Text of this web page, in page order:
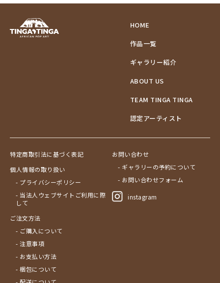
HOME
作品一覧
ギャラリー紹介
ABOUT US
TEAM TINGA TINGA
認定アーティスト
特定商取引法に基づく表記
個人情報の取り扱い
- プライバシーポリシー
- 当法人ウェブサイトご利用に際
して
ご注文方法
- ご購入について
- 注意事項
- お支払い方法
- 梱包について
お問い合わせ
- ギャラリーの予約について
- お問い合わせフォーム
instagram